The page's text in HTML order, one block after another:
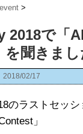
event >
2018で「
聞きまし
2018/02/17
のラストセッシ
」